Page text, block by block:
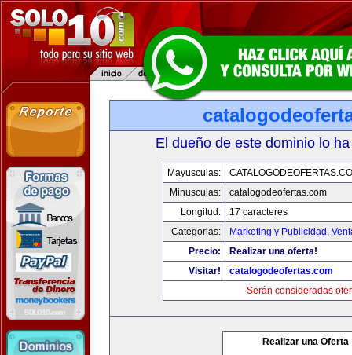
El dueño de este dominio lo
Mayusculas:
Minusculas:
catalogodeofertas.com
Longitud:
17 caracteres
Categorias:
Marketing y Publicidad ,
Precio:
Realizar una oferta!
Visitar!
catalogodeofertas.com
Serán consideradas
Realizar una Oferta